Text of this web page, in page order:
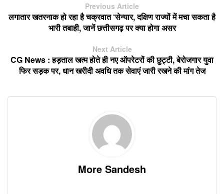
Previous Article
लगातार खतरनाक हो रहा है चक्रवात ‘सेन्यार, दक्षिण राज्यों में मचा सकता है
भारी तबाही, जानें छत्तीसगढ़ पर क्या होगा असर
Next Article
CG News : हड़ताल खत्म होते ही नए ऑपरेटरों की छुट्टी, बेरोजगार युवा
फिर सड़क पर, धान खरीदी अवधि तक सेवाएं जारी रखने की मांग तेज
More Sandesh